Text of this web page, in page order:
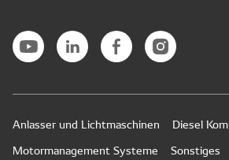
Anlasser und Lichtmaschinen Diesel
Motormanagement Systeme
Sonstiges